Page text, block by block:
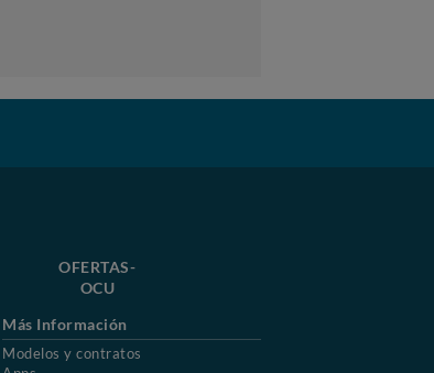
OFERTAS-
OCU
Más Información
Modelos y contratos